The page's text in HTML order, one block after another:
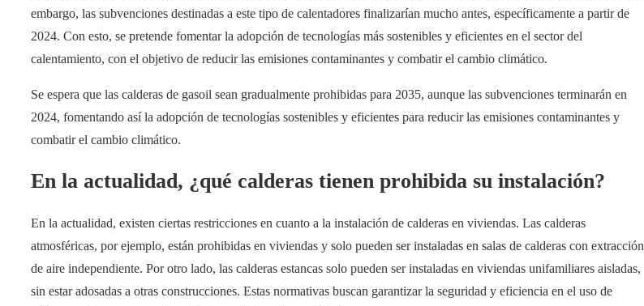
embargo, las subvenciones destinadas a este tipo de calentadores finalizarían mucho antes, específicamente a partir de
2024. Con esto, se pretende fomentar la adopción de tecnologías más sostenibles y eficientes en el sector del
calentamiento, con el objetivo de reducir las emisiones contaminantes y combatir el cambio climático.
Se espera que las calderas de gasoil sean gradualmente prohibidas para 2035, aunque las subvenciones terminarán en
2024, fomentando así la adopción de tecnologías sostenibles y eficientes para reducir las emisiones contaminantes y
combatir el cambio climático.
En la actualidad, ¿qué calderas tienen prohibida su instalación?
En la actualidad, existen ciertas restricciones en cuanto a la instalación de calderas en viviendas. Las calderas
atmosféricas, por ejemplo, están prohibidas en viviendas y solo pueden ser instaladas en salas de calderas con extracción
de aire independiente. Por otro lado, las calderas estancas solo pueden ser instaladas en viviendas unifamiliares aisladas,
sin estar adosadas a otras construcciones. Estas normativas buscan garantizar la seguridad y eficiencia en el uso de